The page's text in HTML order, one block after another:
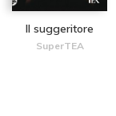
Il suggeritore
SuperTEA